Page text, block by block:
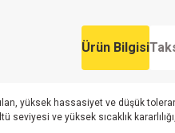
Ürün Bilgisi
yüksek hassasiyet ve düşük
seviyesi ve yüksek sıcaklık